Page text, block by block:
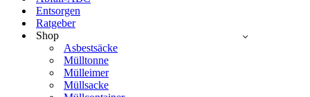
Entsorgen
Ratgeber
Shop
Asbestsäcke
Mülltonne
Mülleimer
Müllsacke